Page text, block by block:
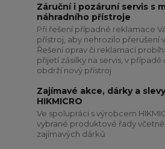
Záruční i pozáruní servis s
náhradního přístroje
Při řešení případné reklamace
přístroj, aby nehrozilo přerušení
Řešení oprav či reklamací
přijetí zásilky na servis, v
obdrží nový přístroj
Zajímavé akce, dárky a
HIKMICRO
Ve spolupráci s výrobcem
vybrané produktové řady
zajímavých dárků